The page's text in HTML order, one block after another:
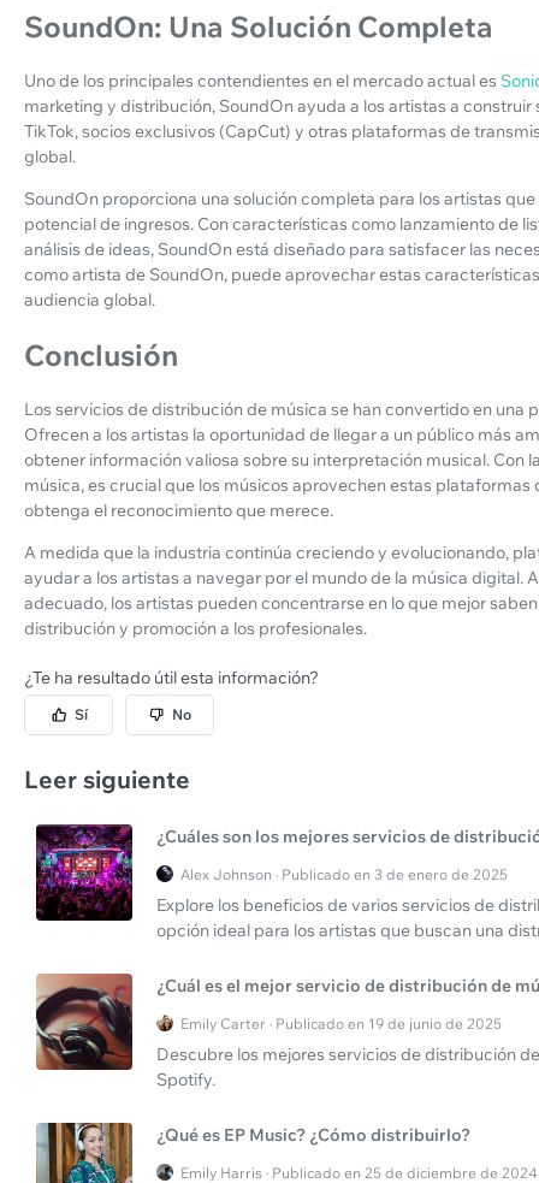
SoundOn: Una Solución Completa
Uno de los principales contendientes en el mercado actual es
marketing y distribución, SoundOn ayuda a los artistas a
TikTok, socios exclusivos (CapCut) y otras plataformas de
global.
SoundOn proporciona una solución completa para los artistas
potencial de ingresos. Con características como lanzamiento de
análisis de ideas, SoundOn está diseñado para satisfacer las
como artista de SoundOn, puede aprovechar estas
audiencia global.
Conclusión
Los servicios de distribución de música se han convertido en una
Ofrecen a los artistas la oportunidad de llegar a un público más
obtener información valiosa sobre su interpretación musical. Con
música, es crucial que los músicos aprovechen estas
obtenga el reconocimiento que merece.
A medida que la industria continúa creciendo y evolucionando,
ayudar a los artistas a navegar por el mundo de la música digital.
adecuado, los artistas pueden concentrarse en lo que mejor
distribución y promoción a los profesionales.
¿Te ha resultado útil esta información?
Sí No
Leer siguiente
¿Cuáles son los mejores servicios de
Alex Johnson · Publicado en 3 de enero de 2025
Explore los beneficios de varios servicios de
opción ideal para los artistas que buscan una
¿Cuál es el mejor servicio de distribución de
Emily Carter · Publicado en 19 de junio de 2025
Descubre los mejores servicios de distribución
Spotify.
¿Qué es EP Music? ¿Cómo distribuirlo?
Emily Harris · Publicado en 25 de diciembre de 2024